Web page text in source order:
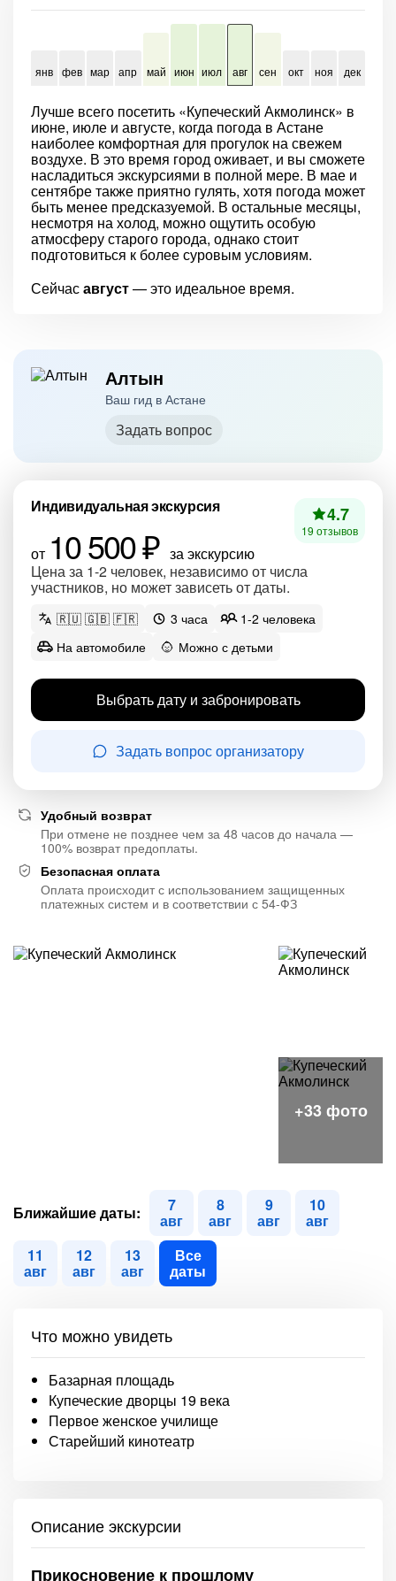
янв фев мар апр май июн июл авг сен окт ноя дек
Лучше всего посетить «Купеческий Акмолинск» в
июне, июле и августе, когда погода в Астане
наиболее комфортная для прогулок на свежем
воздухе. В это время город оживает, и вы сможете
насладиться экскурсиями в полной мере. В мае и
сентябре также приятно гулять, хотя погода может
быть менее предсказуемой. В остальные месяцы,
несмотря на холод, можно ощутить особую
атмосферу старого города, однако стоит
подготовиться к более суровым условиям.
Сейчасавгуст— это идеальное время.
Алтын
Ваш гид в Астане
Задать вопрос
Индивидуальная экскурсия
от 10 500 ₽ за экскурсию
Цена за 1-2 человек, независимо от числа
участников, но может зависеть от даты.
4.7
19 отзывов
🇷🇺 🇬🇧 🇫🇷 3 часа
1-2 человека
На автомобиле
Можно с детьми
Выбрать дату и забронировать
Задать вопрос организатору
Удобный возврат
При отмене не позднее чем за 48 часов до начала —
100% возврат предоплаты.
Безопасная оплата
Оплата происходит с использованием защищенных
платежных систем и в соответствии с 54-ФЗ
Ближайшие даты: 7
авг
8
авг
9
авг
10
авг
11
авг
12
авг
13
авг
Все
даты
Что можно увидеть
Базарная площадь
Купеческие дворцы 19 века
Первое женское училище
Старейший кинотеатр
Описание экскурсии
Прикосновение к прошлому